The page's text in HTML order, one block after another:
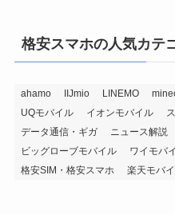
格安スマホの人気カテ
ahamo IIJmio LINEMO
UQモバイル
イオンモバイル
データ通信・ギガ
ニュース解説
ビッグローブモバイル
ワイモバ
格安SIM・格安スマホ
楽天モバ